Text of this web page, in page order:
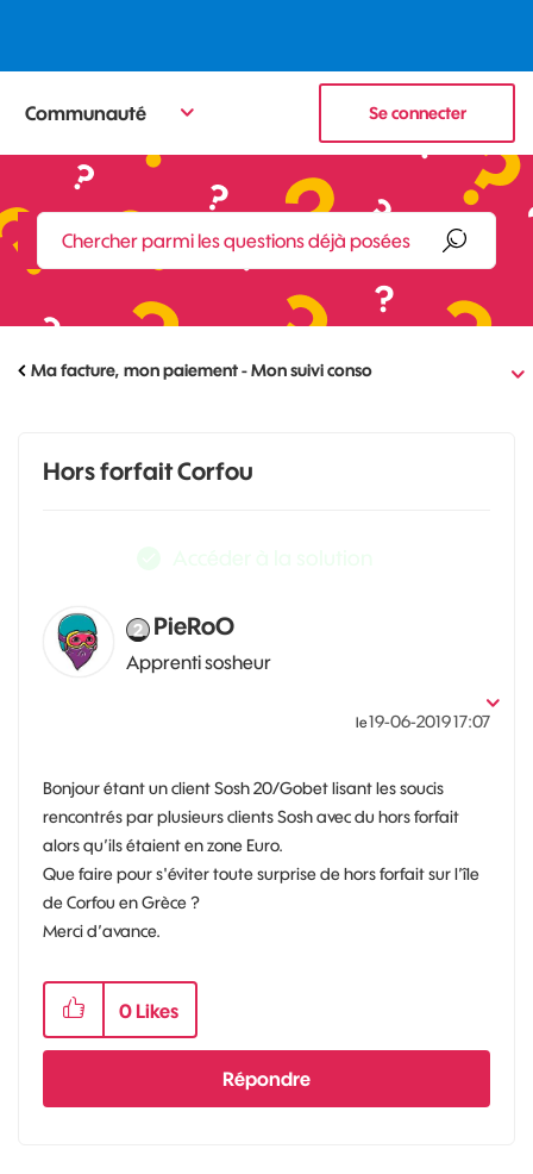
Communauté Se connecter
Ma facture, mon paiement - Mon suivi conso
Hors forfait Corfou
PieRoO
Apprenti sosheur
le‎19-06-201917:07
Bonjour étant un client Sosh 20/Gobet lisant les soucis
rencontrés par plusieurs clients Sosh avec du hors forfait
alors qu’ils étaient en zone Euro.
Que faire pour s'éviter toute surprise de hors forfait sur l’île
de Corfou en Grèce ?
Merci d’avance.
0 Likes
Répondre